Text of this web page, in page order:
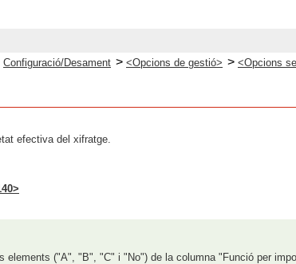
Configuració/Desament > <Opcions de gestió> > <Opcions
efectiva del xifratge.
elements ("A", "B", "C" i "No") de la columna "Funció per